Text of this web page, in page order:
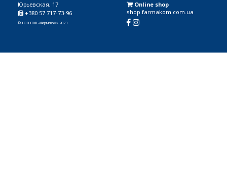
Юрьевская, 17
+380 57 717-73-96
© ТОВ ВТФ «Фармаком» 2023
Online shop
shop.farmakom.com.ua